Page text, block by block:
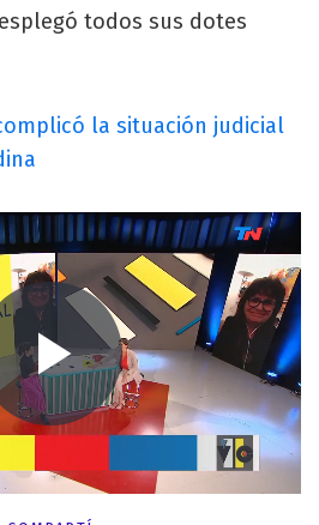
todos sus dotes
la situación judicial